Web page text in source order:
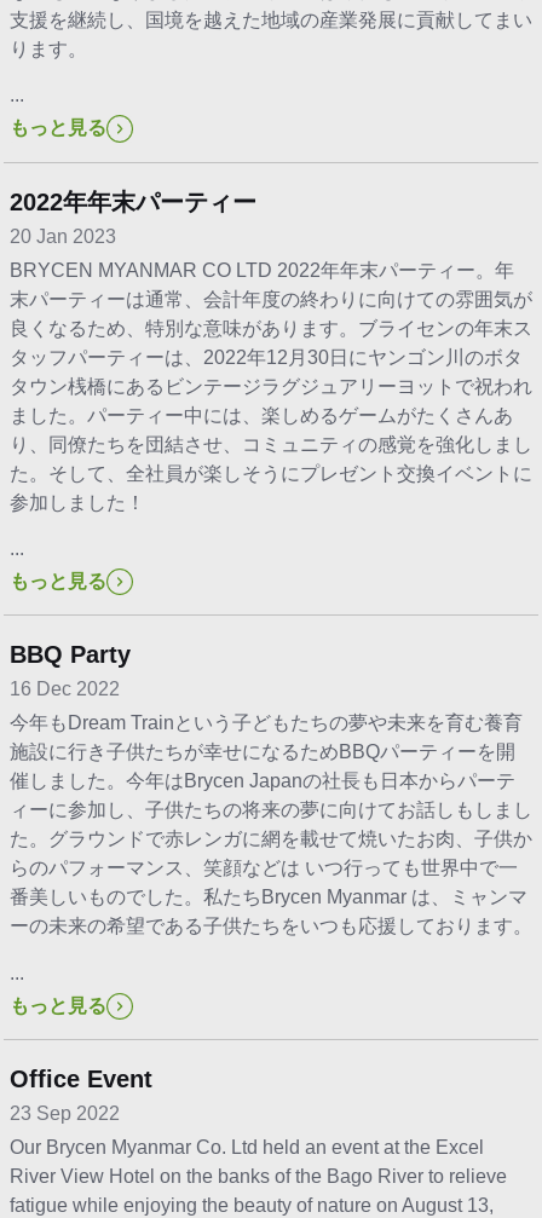
支援を継続し、国境を越えた地域の産業発展に貢献してまい
ります。
...
もっと見る
2022年年末パーティー
20 Jan 2023
BRYCEN MYANMAR CO LTD 2022年年末パーティー。年
末パーティーは通常、会計年度の終わりに向けての雰囲気が
良くなるため、特別な意味があります。ブライセンの年末ス
タッフパーティーは、2022年12月30日にヤンゴン川のボタ
タウン桟橋にあるビンテージラグジュアリーヨットで祝われ
ました。パーティー中には、楽しめるゲームがたくさんあ
り、同僚たちを団結させ、コミュニティの感覚を強化しまし
た。そして、全社員が楽しそうにプレゼント交換イベントに
参加しました！
...
もっと見る
BBQ Party
16 Dec 2022
今年もDream Trainという子どもたちの夢や未来を育む養育
施設に行き子供たちが幸せになるためBBQパーティーを開
催しました。今年はBrycen Japanの社長も日本からパーテ
ィーに参加し、子供たちの将来の夢に向けてお話しもしまし
た。グラウンドで赤レンガに網を載せて焼いたお肉、子供か
らのパフォーマンス、笑顔などは いつ行っても世界中で一
番美しいものでした。私たちBrycen Myanmar は、ミャンマ
ーの未来の希望である子供たちをいつも応援しております。
...
もっと見る
Office Event
23 Sep 2022
Our Brycen Myanmar Co. Ltd held an event at the Excel
River View Hotel on the banks of the Bago River to relieve
fatigue while enjoying the beauty of nature on August 13,